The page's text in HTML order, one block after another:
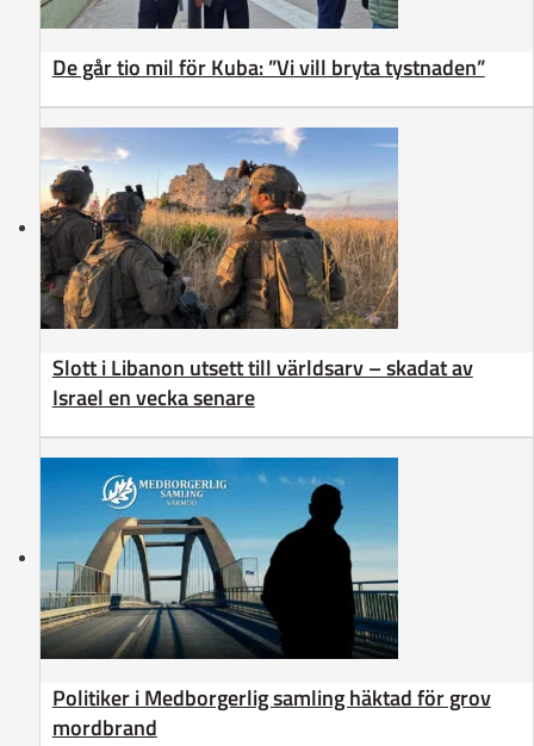
De går tio mil för Kuba: ”Vi vill bryta tystnaden”
Slott i Libanon utsett till världsarv – skadat av
Israel en vecka senare
Politiker i Medborgerlig samling häktad för grov
mordbrand